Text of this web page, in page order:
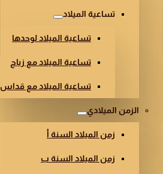
تساعية الميلاد
تساعية الميلاد لوحدها
تساعية الميلاد مع زياح
تساعية الميلاد مع قداس
الزمن الميلادي
زمن الميلاد السنة أ
زمن الميلاد السنة ب